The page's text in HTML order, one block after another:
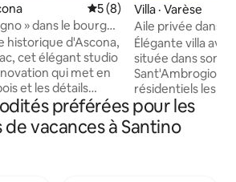
Note moyenne de 5 sur 5,
5 (8)
» dans le bourg
historique d'Ascona,
cet élégant studio
qui met en
et les détails
étage d'une
tessinois, sur une
du bord du lac,
Villa · Varèse
Aile privée dans
avec parc
Élégante villa
située dans son
Sant'Ambrogio,
résidentiels les
À 10 minutes en
(un site du
l'UNESCO) et à
préférées pour les
vacances à Santino